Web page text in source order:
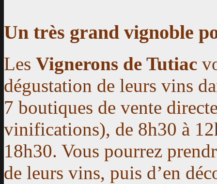
Un très grand vignoble
Les Vignerons de Tutiac
dégustation de leurs vins
7 boutiques de vente
vinifications), de 8h30 à
18h30. Vous pourrez
de leurs vins, puis d’en